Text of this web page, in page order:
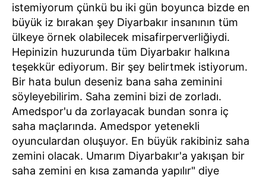
istemiyorum çünkü bu iki gün boyunca bizde en
büyük iz bırakan şey Diyarbakır insanının tüm
ülkeye örnek olabilecek misafirperverliğiydi.
Hepinizin huzurunda tüm Diyarbakır halkına
teşekkür ediyorum. Bir şey belirtmek istiyorum.
Bir hata bulun deseniz bana saha zeminini
söyleyebilirim. Saha zemini bizi de zorladı.
Amedspor'u da zorlayacak bundan sonra iç
saha maçlarında. Amedspor yetenekli
oyunculardan oluşuyor. En büyük rakibiniz saha
zemini olacak. Umarım Diyarbakır'a yakışan bir
saha zemini en kısa zamanda yapılır" diye